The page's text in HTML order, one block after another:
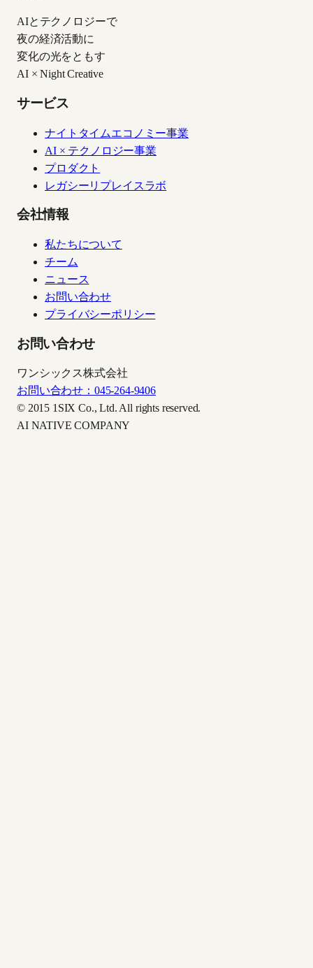
AIとテクノロジーで
夜の経済活動に
変化の光をともす
AI × Night Creative
サービス
ナイトタイムエコノミー事業
AI × テクノロジー事業
プロダクト
レガシーリプレイスラボ
会社情報
私たちについて
チーム
ニュース
お問い合わせ
プライバシーポリシー
お問い合わせ
ワンシックス株式会社
お問い合わせ：045-264-9406
© 2015 1SIX Co., Ltd. All rights reserved.
AI NATIVE COMPANY